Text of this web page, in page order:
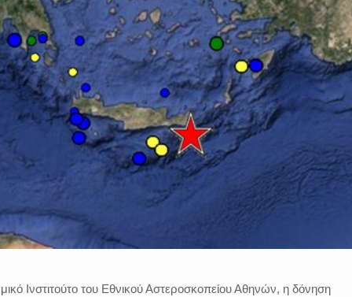
Ινστιτούτο του Εθνικού Αστεροσκοπείου Αθηνών, η δόνηση